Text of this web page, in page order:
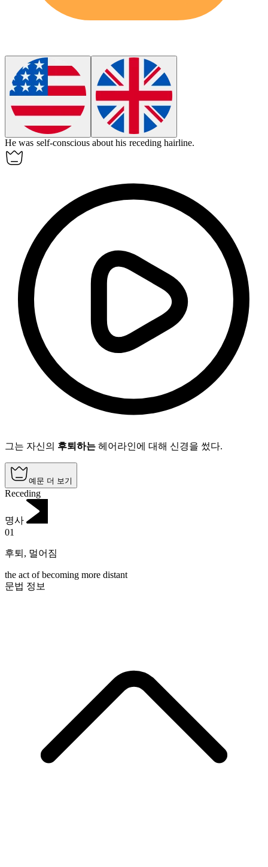
He was self-conscious about his receding hairline.
그는 자신의 후퇴하는 헤어라인에 대해 신경을 썼다.
예문 더 보기
Receding
명사
01
후퇴 , 멀어짐
the act of becoming more distant
문법 정보